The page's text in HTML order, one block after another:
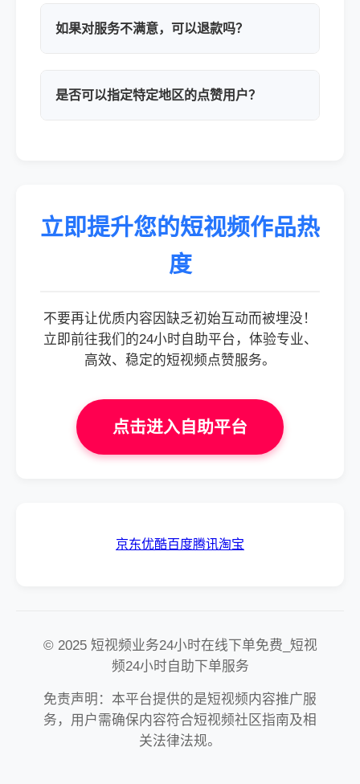
如果对服务不满意，可以退款吗？
是否可以指定特定地区的点赞用户？
立即提升您的短视频作品热
度
不要再让优质内容因缺乏初始互动而被埋没！
立即前往我们的24小时自助平台，体验专业、
高效、稳定的短视频点赞服务。
点击进入自助平台
京东优酷百度腾讯淘宝
© 2025 短视频业务24小时在线下单免费_短视
频24小时自助下单服务
免责声明：本平台提供的是短视频内容推广服
务，用户需确保内容符合短视频社区指南及相
关法律法规。